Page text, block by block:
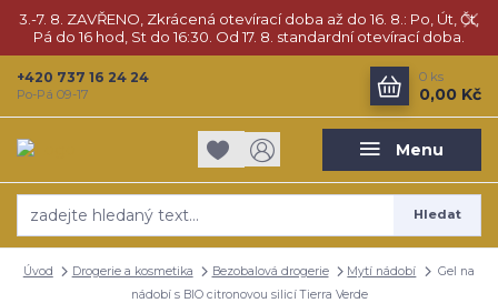
3.-7. 8. ZAVŘENO, Zkrácená otevírací doba až do 16. 8.: Po, Út, Čt,
Pá do 16 hod, St do 16:30. Od 17. 8. standardní otevírací doba.
Menu
Hledat
+420 737 16 24 24
Po-Pá 09-17
0 ks
0,00 Kč
Úvod Drogerie a kosmetika Bezobalová drogerie Mytí nádobí
Gel na
nádobí s BIO citronovou silicí Tierra Verde